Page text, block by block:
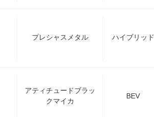
プレシャスメタル ハイブリッド
アティチュードブラッ
クマイカ
BEV